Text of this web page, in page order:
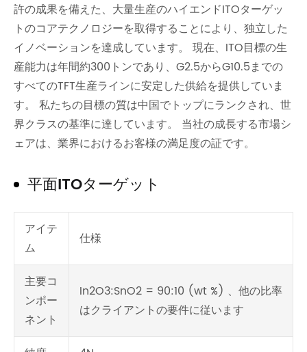
許の成果を備えた、大量生産のハイエンドITOターゲッ
トのコアテクノロジーを取得することにより、独立した
イノベーションを達成しています。 現在、ITO目標の生
産能力は年間約300トンであり、G2.5からG10.5までの
すべてのTFT生産ラインに安定した供給を提供していま
す。 私たちの目標の質は中国でトップにランクされ、世
界クラスの基準に達しています。 当社の成長する市場シ
ェアは、業界におけるお客様の満足度の証です。
平面ITOターゲット
アイテ
ム
仕様
主要コ
ンポー
ネント
In2O3:SnO2 = 90:10 (wt %) 、他の比率
はクライアントの要件に従います